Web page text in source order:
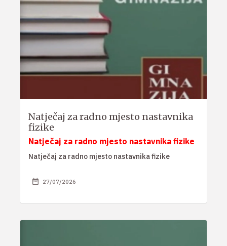
Natječaj za radno mjesto nastavnika
fizike
Natječaj za radno mjesto nastavnika fizike
Natječaj za radno mjesto nastavnika fizike
27/07/2026